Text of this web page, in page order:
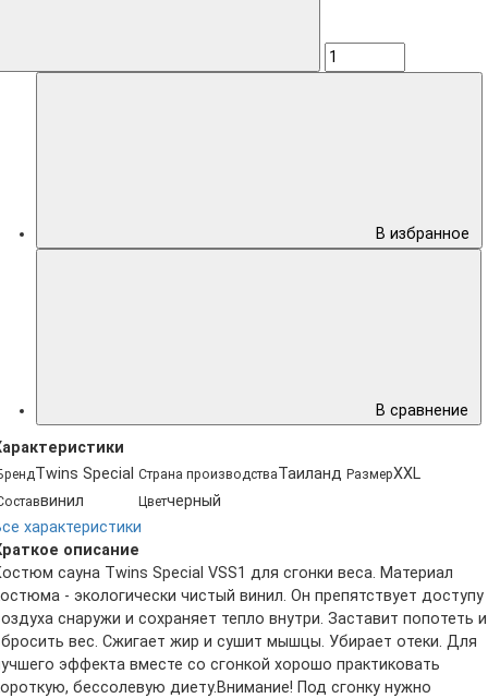
В избранное
В сравнение
Twins Special Страна производстваТаиланд РазмерXXL
винил Цветчерный
характеристики
описание
сауна Twins Special VSS1 для сгонки веса. Материал
- экологически чистый винил. Он препятствует доступу
снаружи и сохраняет тепло внутри. Заставит попотеть и
вес. Сжигает жир и сушит мышцы. Убирает отеки. Для
эффекта вместе со сгонкой хорошо практиковать
бессолевую диету.Внимание! Под сгонку нужно